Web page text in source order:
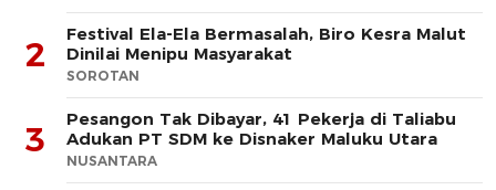
2
Festival Ela-Ela Bermasalah, Biro Kesra Malut
Dinilai Menipu Masyarakat
SOROTAN
3
Pesangon Tak Dibayar, 41 Pekerja di Taliabu
Adukan PT SDM ke Disnaker Maluku Utara
NUSANTARA